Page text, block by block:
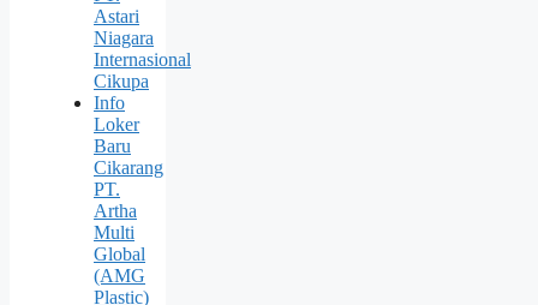
Astari
Niagara
Internasional
Cikupa
Info
Loker
Baru
Cikarang
PT.
Artha
Multi
Global
(AMG
Plastic)